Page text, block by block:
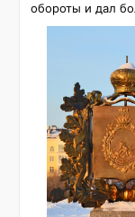
обороты и дал